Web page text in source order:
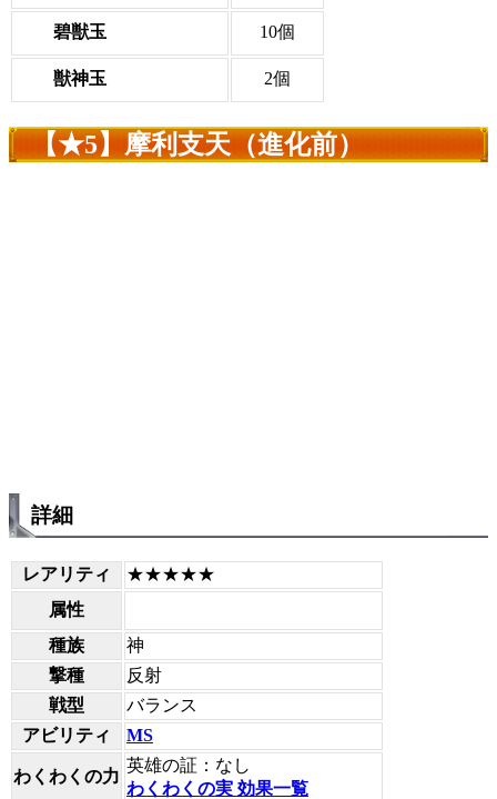
碧獣玉 10個
獣神玉 2個
【★5】摩利支天（進化前）
詳細
レアリティ
★★★★★
属性
種族
神
撃種
反射
戦型
バランス
アビリティ
MS
わくわくの力
英雄の証：なし
わくわくの実 効果一覧